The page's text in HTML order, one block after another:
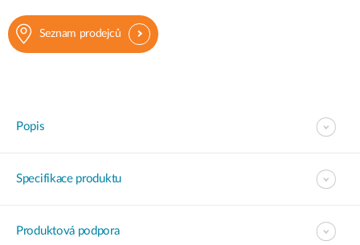
Seznam prodejců
Popis
Specifikace produktu
Produktová podpora